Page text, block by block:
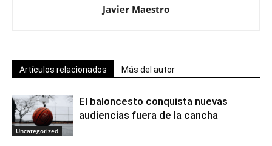
Javier Maestro
Artículos relacionados Más del autor
Uncategorized
El baloncesto conquista nuevas
audiencias fuera de la cancha